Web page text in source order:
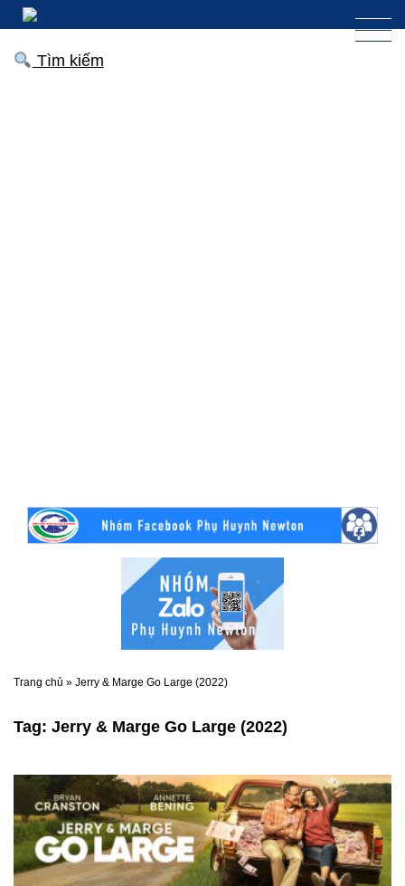
Tìm kiếm
Trang chủ » Jerry & Marge Go Large (2022)
Tag: Jerry & Marge Go Large (2022)